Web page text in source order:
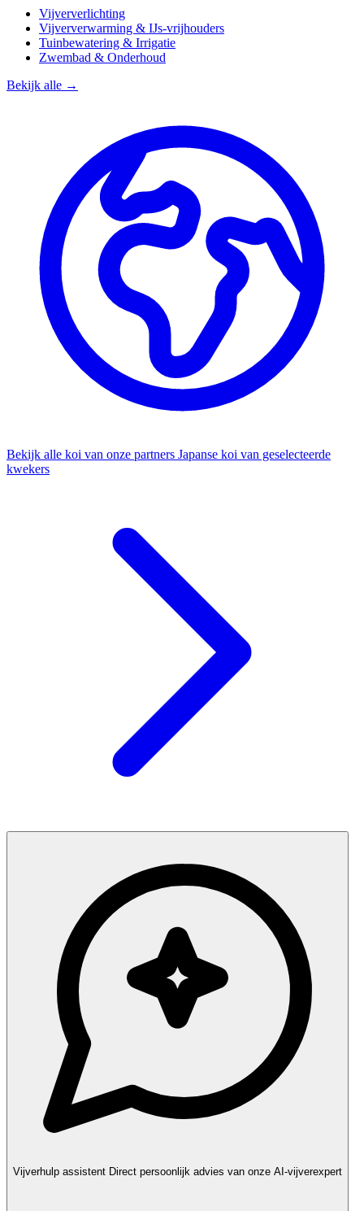
Vijververlichting
Vijververwarming & IJs-vrijhouders
Tuinbewatering & Irrigatie
Zwembad & Onderhoud
Bekijk alle →
Bekijk alle koi van onze partners Japanse koi van geselecteerde
kwekers
Vijverhulp assistent Direct persoonlijk advies van onze AI-vijverexpert